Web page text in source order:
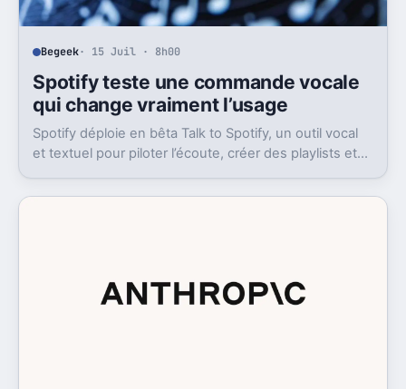
Begeek· 15 Juil · 8h00
Spotify teste une commande vocale
qui change vraiment l’usage
Spotify déploie en bêta Talk to Spotify, un outil vocal
et textuel pour piloter l’écoute, créer des playlists et